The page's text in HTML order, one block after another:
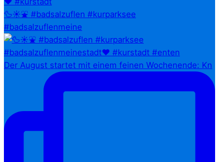
🦆☀️⛲ #badsalzuflen #kurparksee
#badsalzuflenmeine
Der August startet mit einem feinen Wochenende: Kn